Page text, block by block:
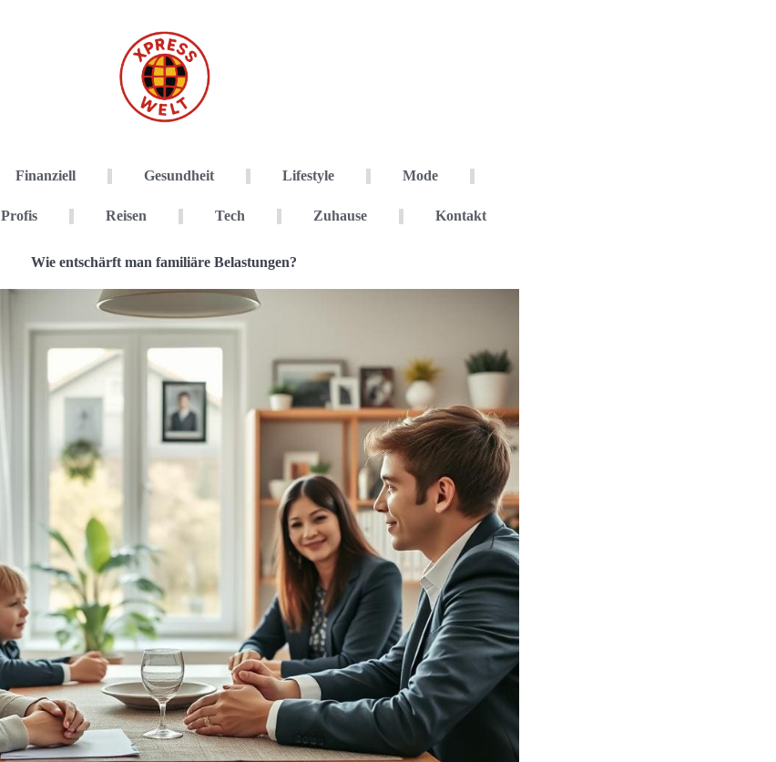
Finanziell Gesundheit Lifestyle Mode
Profis Reisen Tech Zuhause Kontakt
Wie entschärft man familiäre Belastungen?